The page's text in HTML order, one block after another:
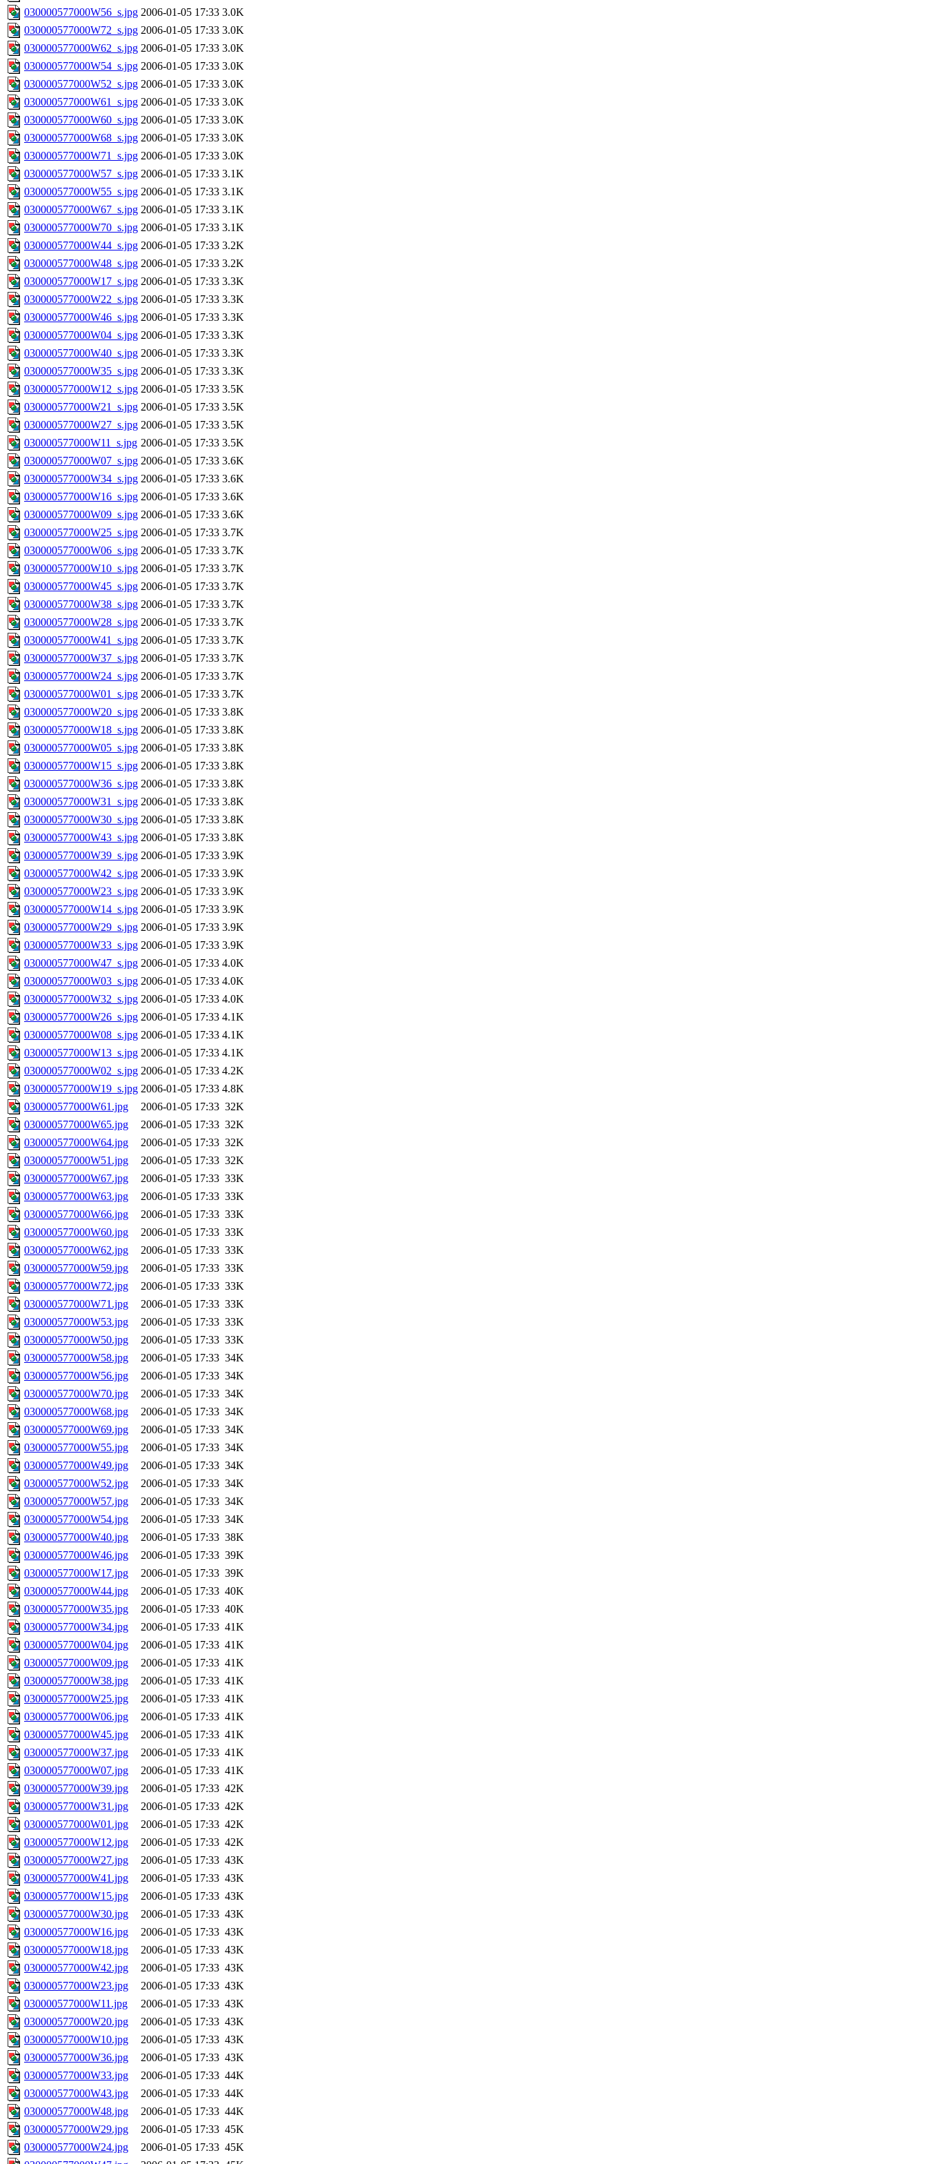
030000577000W56_s.jpg 2006-01-05 17:33 3.0K
030000577000W72_s.jpg 2006-01-05 17:33 3.0K
030000577000W62_s.jpg 2006-01-05 17:33 3.0K
030000577000W54_s.jpg 2006-01-05 17:33 3.0K
030000577000W52_s.jpg 2006-01-05 17:33 3.0K
030000577000W61_s.jpg 2006-01-05 17:33 3.0K
030000577000W60_s.jpg 2006-01-05 17:33 3.0K
030000577000W68_s.jpg 2006-01-05 17:33 3.0K
030000577000W71_s.jpg 2006-01-05 17:33 3.0K
030000577000W57_s.jpg 2006-01-05 17:33 3.1K
030000577000W55_s.jpg 2006-01-05 17:33 3.1K
030000577000W67_s.jpg 2006-01-05 17:33 3.1K
030000577000W70_s.jpg 2006-01-05 17:33 3.1K
030000577000W44_s.jpg 2006-01-05 17:33 3.2K
030000577000W48_s.jpg 2006-01-05 17:33 3.2K
030000577000W17_s.jpg 2006-01-05 17:33 3.3K
030000577000W22_s.jpg 2006-01-05 17:33 3.3K
030000577000W46_s.jpg 2006-01-05 17:33 3.3K
030000577000W04_s.jpg 2006-01-05 17:33 3.3K
030000577000W40_s.jpg 2006-01-05 17:33 3.3K
030000577000W35_s.jpg 2006-01-05 17:33 3.3K
030000577000W12_s.jpg 2006-01-05 17:33 3.5K
030000577000W21_s.jpg 2006-01-05 17:33 3.5K
030000577000W27_s.jpg 2006-01-05 17:33 3.5K
030000577000W11_s.jpg 2006-01-05 17:33 3.5K
030000577000W07_s.jpg 2006-01-05 17:33 3.6K
030000577000W34_s.jpg 2006-01-05 17:33 3.6K
030000577000W16_s.jpg 2006-01-05 17:33 3.6K
030000577000W09_s.jpg 2006-01-05 17:33 3.6K
030000577000W25_s.jpg 2006-01-05 17:33 3.7K
030000577000W06_s.jpg 2006-01-05 17:33 3.7K
030000577000W10_s.jpg 2006-01-05 17:33 3.7K
030000577000W45_s.jpg 2006-01-05 17:33 3.7K
030000577000W38_s.jpg 2006-01-05 17:33 3.7K
030000577000W28_s.jpg 2006-01-05 17:33 3.7K
030000577000W41_s.jpg 2006-01-05 17:33 3.7K
030000577000W37_s.jpg 2006-01-05 17:33 3.7K
030000577000W24_s.jpg 2006-01-05 17:33 3.7K
030000577000W01_s.jpg 2006-01-05 17:33 3.7K
030000577000W20_s.jpg 2006-01-05 17:33 3.8K
030000577000W18_s.jpg 2006-01-05 17:33 3.8K
030000577000W05_s.jpg 2006-01-05 17:33 3.8K
030000577000W15_s.jpg 2006-01-05 17:33 3.8K
030000577000W36_s.jpg 2006-01-05 17:33 3.8K
030000577000W31_s.jpg 2006-01-05 17:33 3.8K
030000577000W30_s.jpg 2006-01-05 17:33 3.8K
030000577000W43_s.jpg 2006-01-05 17:33 3.8K
030000577000W39_s.jpg 2006-01-05 17:33 3.9K
030000577000W42_s.jpg 2006-01-05 17:33 3.9K
030000577000W23_s.jpg 2006-01-05 17:33 3.9K
030000577000W14_s.jpg 2006-01-05 17:33 3.9K
030000577000W29_s.jpg 2006-01-05 17:33 3.9K
030000577000W33_s.jpg 2006-01-05 17:33 3.9K
030000577000W47_s.jpg 2006-01-05 17:33 4.0K
030000577000W03_s.jpg 2006-01-05 17:33 4.0K
030000577000W32_s.jpg 2006-01-05 17:33 4.0K
030000577000W26_s.jpg 2006-01-05 17:33 4.1K
030000577000W08_s.jpg 2006-01-05 17:33 4.1K
030000577000W13_s.jpg 2006-01-05 17:33 4.1K
030000577000W02_s.jpg 2006-01-05 17:33 4.2K
030000577000W19_s.jpg 2006-01-05 17:33 4.8K
030000577000W61.jpg
2006-01-05 17:33 32K
030000577000W65.jpg
2006-01-05 17:33 32K
030000577000W64.jpg
2006-01-05 17:33 32K
030000577000W51.jpg
2006-01-05 17:33 32K
030000577000W67.jpg
2006-01-05 17:33 33K
030000577000W63.jpg
2006-01-05 17:33 33K
030000577000W66.jpg
2006-01-05 17:33 33K
030000577000W60.jpg
2006-01-05 17:33 33K
030000577000W62.jpg
2006-01-05 17:33 33K
030000577000W59.jpg
2006-01-05 17:33 33K
030000577000W72.jpg
2006-01-05 17:33 33K
030000577000W71.jpg
2006-01-05 17:33 33K
030000577000W53.jpg
2006-01-05 17:33 33K
030000577000W50.jpg
2006-01-05 17:33 33K
030000577000W58.jpg
2006-01-05 17:33 34K
030000577000W56.jpg
2006-01-05 17:33 34K
030000577000W70.jpg
2006-01-05 17:33 34K
030000577000W68.jpg
2006-01-05 17:33 34K
030000577000W69.jpg
2006-01-05 17:33 34K
030000577000W55.jpg
2006-01-05 17:33 34K
030000577000W49.jpg
2006-01-05 17:33 34K
030000577000W52.jpg
2006-01-05 17:33 34K
030000577000W57.jpg
2006-01-05 17:33 34K
030000577000W54.jpg
2006-01-05 17:33 34K
030000577000W40.jpg
2006-01-05 17:33 38K
030000577000W46.jpg
2006-01-05 17:33 39K
030000577000W17.jpg
2006-01-05 17:33 39K
030000577000W44.jpg
2006-01-05 17:33 40K
030000577000W35.jpg
2006-01-05 17:33 40K
030000577000W34.jpg
2006-01-05 17:33 41K
030000577000W04.jpg
2006-01-05 17:33 41K
030000577000W09.jpg
2006-01-05 17:33 41K
030000577000W38.jpg
2006-01-05 17:33 41K
030000577000W25.jpg
2006-01-05 17:33 41K
030000577000W06.jpg
2006-01-05 17:33 41K
030000577000W45.jpg
2006-01-05 17:33 41K
030000577000W37.jpg
2006-01-05 17:33 41K
030000577000W07.jpg
2006-01-05 17:33 41K
030000577000W39.jpg
2006-01-05 17:33 42K
030000577000W31.jpg
2006-01-05 17:33 42K
030000577000W01.jpg
2006-01-05 17:33 42K
030000577000W12.jpg
2006-01-05 17:33 42K
030000577000W27.jpg
2006-01-05 17:33 43K
030000577000W41.jpg
2006-01-05 17:33 43K
030000577000W15.jpg
2006-01-05 17:33 43K
030000577000W30.jpg
2006-01-05 17:33 43K
030000577000W16.jpg
2006-01-05 17:33 43K
030000577000W18.jpg
2006-01-05 17:33 43K
030000577000W42.jpg
2006-01-05 17:33 43K
030000577000W23.jpg
2006-01-05 17:33 43K
030000577000W11.jpg
2006-01-05 17:33 43K
030000577000W20.jpg
2006-01-05 17:33 43K
030000577000W10.jpg
2006-01-05 17:33 43K
030000577000W36.jpg
2006-01-05 17:33 43K
030000577000W33.jpg
2006-01-05 17:33 44K
030000577000W43.jpg
2006-01-05 17:33 44K
030000577000W48.jpg
2006-01-05 17:33 44K
030000577000W29.jpg
2006-01-05 17:33 45K
030000577000W24.jpg
2006-01-05 17:33 45K